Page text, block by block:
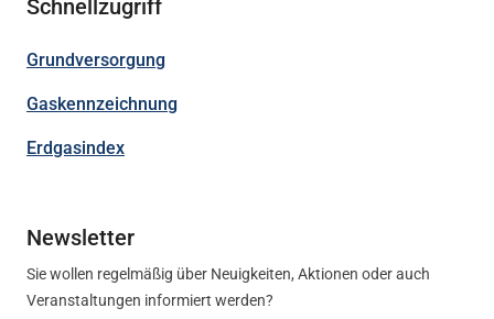
Schnellzugriff
Grundversorgung
Gaskennzeichnung
Erdgasindex
Newsletter
Sie wollen regelmäßig über Neuigkeiten, Aktionen oder auch
Veranstaltungen informiert werden?